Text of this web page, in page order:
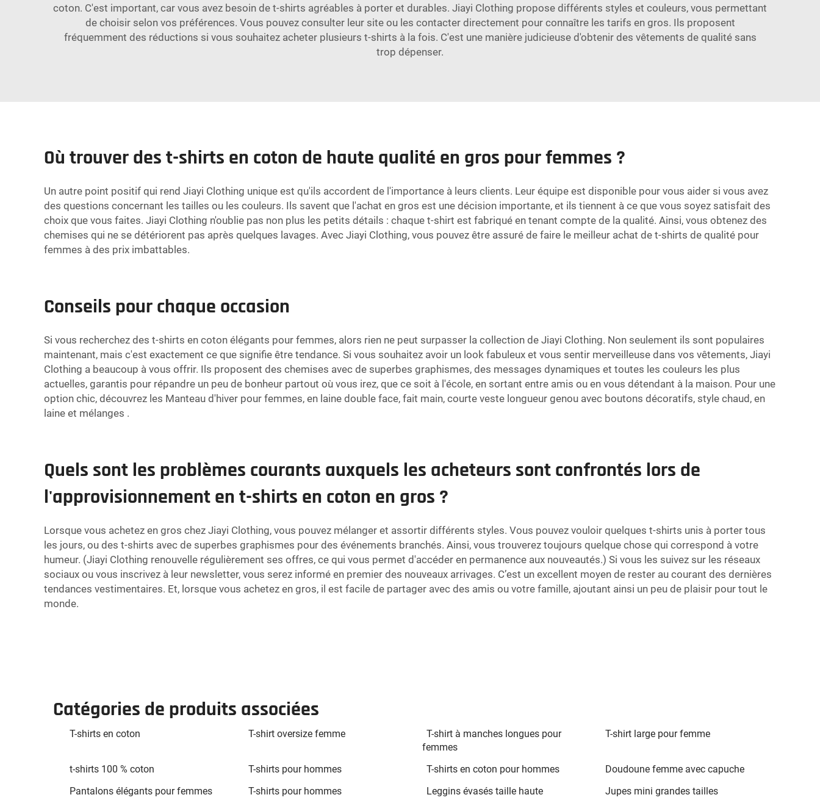
coton. C'est important, car vous avez besoin de t-shirts agréables à porter et durables. Jiayi Clothing propose différents styles et couleurs, vous permettant
de choisir selon vos préférences. Vous pouvez consulter leur site ou les contacter directement pour connaître les tarifs en gros. Ils proposent
fréquemment des réductions si vous souhaitez acheter plusieurs t-shirts à la fois. C'est une manière judicieuse d'obtenir des vêtements de qualité sans
trop dépenser.
Où trouver des t-shirts en coton de haute qualité en gros pour femmes ?
Un autre point positif qui rend Jiayi Clothing unique est qu'ils accordent de l'importance à leurs clients. Leur équipe est disponible pour vous aider si vous avez
des questions concernant les tailles ou les couleurs. Ils savent que l'achat en gros est une décision importante, et ils tiennent à ce que vous soyez satisfait des
choix que vous faites. Jiayi Clothing n'oublie pas non plus les petits détails : chaque t-shirt est fabriqué en tenant compte de la qualité. Ainsi, vous obtenez des
chemises qui ne se détériorent pas après quelques lavages. Avec Jiayi Clothing, vous pouvez être assuré de faire le meilleur achat de t-shirts de qualité pour
femmes à des prix imbattables.
Conseils pour chaque occasion
Si vous recherchez des t-shirts en coton élégants pour femmes, alors rien ne peut surpasser la collection de Jiayi Clothing. Non seulement ils sont populaires
maintenant, mais c'est exactement ce que signifie être tendance. Si vous souhaitez avoir un look fabuleux et vous sentir merveilleuse dans vos vêtements, Jiayi
Clothing a beaucoup à vous offrir. Ils proposent des chemises avec de superbes graphismes, des messages dynamiques et toutes les couleurs les plus
actuelles, garantis pour répandre un peu de bonheur partout où vous irez, que ce soit à l'école, en sortant entre amis ou en vous détendant à la maison. Pour une
option chic, découvrez les Manteau d'hiver pour femmes, en laine double face, fait main, courte veste longueur genou avec boutons décoratifs, style chaud, en
laine et mélanges .
Quels sont les problèmes courants auxquels les acheteurs sont confrontés lors de
l'approvisionnement en t-shirts en coton en gros ?
Lorsque vous achetez en gros chez Jiayi Clothing, vous pouvez mélanger et assortir différents styles. Vous pouvez vouloir quelques t-shirts unis à porter tous
les jours, ou des t-shirts avec de superbes graphismes pour des événements branchés. Ainsi, vous trouverez toujours quelque chose qui correspond à votre
humeur. (Jiayi Clothing renouvelle régulièrement ses offres, ce qui vous permet d'accéder en permanence aux nouveautés.) Si vous les suivez sur les réseaux
sociaux ou vous inscrivez à leur newsletter, vous serez informé en premier des nouveaux arrivages. C’est un excellent moyen de rester au courant des dernières
tendances vestimentaires. Et, lorsque vous achetez en gros, il est facile de partager avec des amis ou votre famille, ajoutant ainsi un peu de plaisir pour tout le
monde.
Catégories de produits associées
T-shirts en coton T-shirt oversize femme
T-shirt à manches longues pour
femmes
T-shirt large pour femme
t-shirts 100 % coton T-shirts pour hommes T-shirts en coton pour hommes
Doudoune femme avec capuche
Pantalons élégants pour femmes
T-shirts pour hommes Leggins évasés taille haute Jupes mini grandes tailles